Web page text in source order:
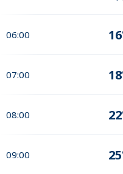
06:00
07:00
08:00
09:00